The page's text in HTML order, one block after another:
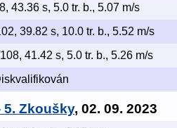
43.36 s, 5.0 tr. b., 5.07 m/s
39.82 s, 10.0 tr. b., 5.52 m/s
41.42 s, 5.0 tr. b., 5.26 m/s
5. Zkoušky, 02. 09. 2023